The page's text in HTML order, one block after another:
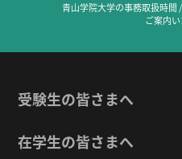
青山学院大学の事務取扱時間
ご案内
受験生の皆さまへ
在学生の皆さまへ